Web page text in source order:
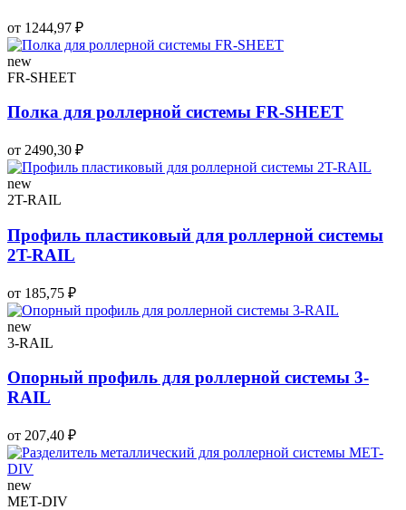
от 1244,97 ₽
new
FR-SHEET
Полка для роллерной системы FR-SHEET
от 2490,30 ₽
new
2T-RAIL
Профиль пластиковый для роллерной системы
2T-RAIL
от 185,75 ₽
new
3-RAIL
Опорный профиль для роллерной системы 3-
RAIL
от 207,40 ₽
new
MET-DIV